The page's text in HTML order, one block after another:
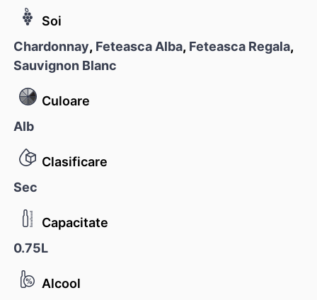
Soi
Chardonnay, Feteasca Alba, Feteasca Regala,
Sauvignon Blanc
Culoare
Alb
Clasificare
Sec
Capacitate
0.75L
Alcool